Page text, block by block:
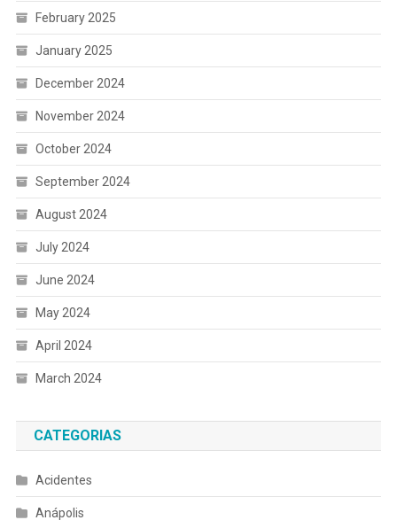
February 2025
January 2025
December 2024
November 2024
October 2024
September 2024
August 2024
July 2024
June 2024
May 2024
April 2024
March 2024
CATEGORIAS
Acidentes
Anápolis